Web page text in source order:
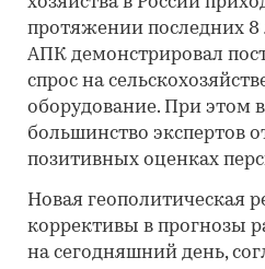
протяжении последних 8
АПК демонстрировал
спрос на
оборудование. При этом
большинство экспертов
позитивных оценках
Новая геополитическая
коррективы в прогнозы
на сегодняшний день,